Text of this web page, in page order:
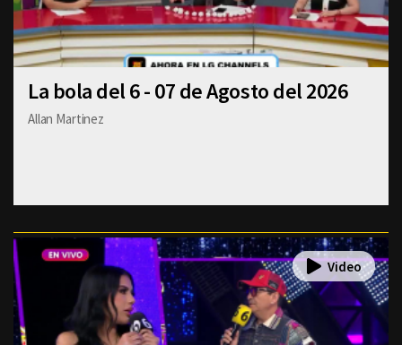
La bola del 6 - 07 de Agosto del 2026
Allan Martinez